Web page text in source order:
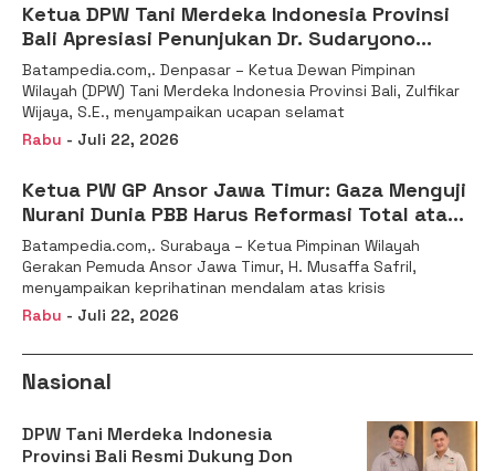
Ketua DPW Tani Merdeka Indonesia Provinsi
Bali Apresiasi Penunjukan Dr. Sudaryono
sebagai Kepala Badan Gizi Nasional
Batampedia.com,. Denpasar – Ketua Dewan Pimpinan
Wilayah (DPW) Tani Merdeka Indonesia Provinsi Bali, Zulfikar
Wijaya, S.E., menyampaikan ucapan selamat
Rabu - Juli 22, 2026
Ketua PW GP Ansor Jawa Timur: Gaza Menguji
Nurani Dunia PBB Harus Reformasi Total atau
Kehilangan Legitimasi
Batampedia.com,. Surabaya – Ketua Pimpinan Wilayah
Gerakan Pemuda Ansor Jawa Timur, H. Musaffa Safril,
menyampaikan keprihatinan mendalam atas krisis
Rabu - Juli 22, 2026
Nasional
DPW Tani Merdeka Indonesia
Provinsi Bali Resmi Dukung Don